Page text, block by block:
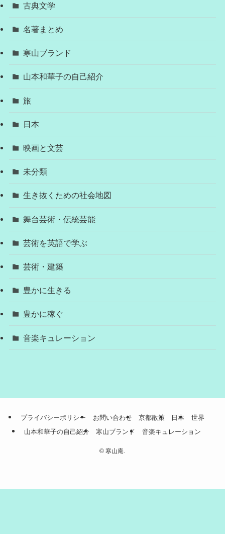
古典文学
名著まとめ
寒山ブランド
山本和華子の自己紹介
旅
日本
映画と文芸
未分類
生き抜くための社会地図
舞台芸術・伝統芸能
芸術を英語で学ぶ
芸術・建築
豊かに生きる
豊かに稼ぐ
音楽キュレーション
プライバシーポリシー お問い合わせ 京都散策 日本
世界
山本和華子の自己紹介
寒山ブランド 音楽キュレーション
© 寒山庵.